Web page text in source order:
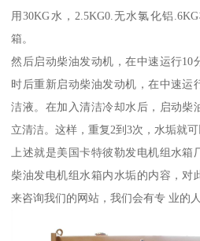
用30KG水，2.5KG0.无水氯化铝
箱。
然后启动柴油发动机，在中速运行10
时后重新启动柴油发动机，在中速运
洁液。在加入清洁冷却水后，启动柴
立清洁。这样，重复2到3次，水垢就可
上述就是美国卡特彼勒发电机组水
柴油发电机组水箱内水垢的内容，对
来咨询我们的网站，我们会有专 业的